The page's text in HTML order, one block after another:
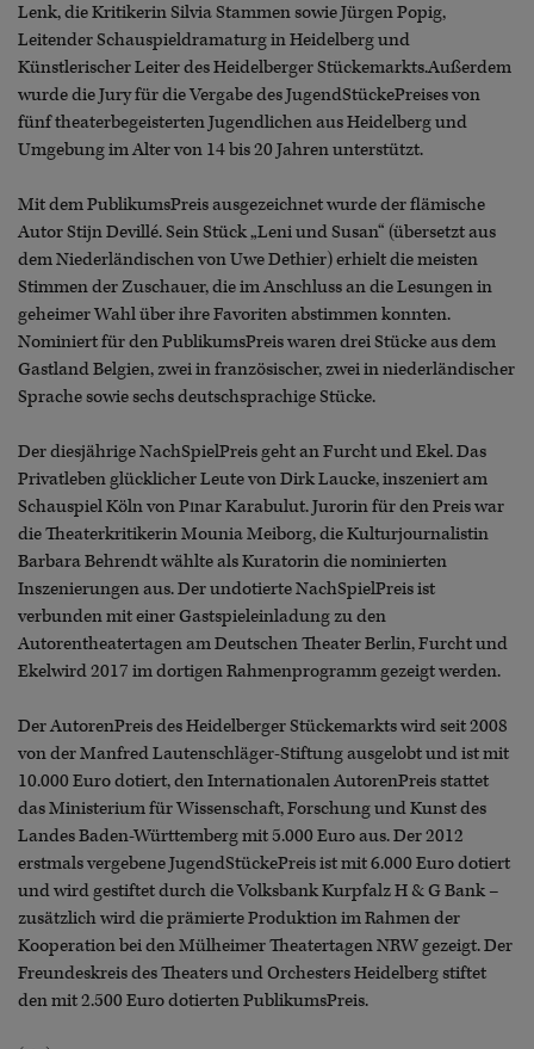
Lenk, die Kritikerin Silvia Stammen sowie Jürgen Popig,
Leitender Schauspieldramaturg in Heidelberg und
Künstlerischer Leiter des Heidelberger Stückemarkts.Außerdem
wurde die Jury für die Vergabe des JugendStückePreises von
fünf theaterbegeisterten Jugendlichen aus Heidelberg und
Umgebung im Alter von 14 bis 20 Jahren unterstützt.
Mit dem PublikumsPreis ausgezeichnet wurde der flämische
Autor Stijn Devillé. Sein Stück „Leni und Susan“ (übersetzt aus
dem Niederländischen von Uwe Dethier) erhielt die meisten
Stimmen der Zuschauer, die im Anschluss an die Lesungen in
geheimer Wahl über ihre Favoriten abstimmen konnten.
Nominiert für den PublikumsPreis waren drei Stücke aus dem
Gastland Belgien, zwei in französischer, zwei in niederländischer
Sprache sowie sechs deutschsprachige Stücke.
Der diesjährige NachSpielPreis geht an Furcht und Ekel. Das
Privatleben glücklicher Leute von Dirk Laucke, inszeniert am
Schauspiel Köln von Pınar Karabulut. Jurorin für den Preis war
die Theaterkritikerin Mounia Meiborg, die Kulturjournalistin
Barbara Behrendt wählte als Kuratorin die nominierten
Inszenierungen aus. Der undotierte NachSpielPreis ist
verbunden mit einer Gastspieleinladung zu den
Autorentheatertagen am Deutschen Theater Berlin, Furcht und
Ekelwird 2017 im dortigen Rahmenprogramm gezeigt werden.
Der AutorenPreis des Heidelberger Stückemarkts wird seit 2008
von der Manfred Lautenschläger-Stiftung ausgelobt und ist mit
10.000 Euro dotiert, den Internationalen AutorenPreis stattet
das Ministerium für Wissenschaft, Forschung und Kunst des
Landes Baden-Württemberg mit 5.000 Euro aus. Der 2012
erstmals vergebene JugendStückePreis ist mit 6.000 Euro dotiert
und wird gestiftet durch die Volksbank Kurpfalz H & G Bank –
zusätzlich wird die prämierte Produktion im Rahmen der
Kooperation bei den Mülheimer Theatertagen NRW gezeigt. Der
Freundeskreis des Theaters und Orchesters Heidelberg stiftet
den mit 2.500 Euro dotierten PublikumsPreis.